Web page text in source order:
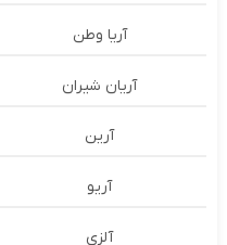
آریا وطن
آریان شیران
آرین
آریو
آلزی